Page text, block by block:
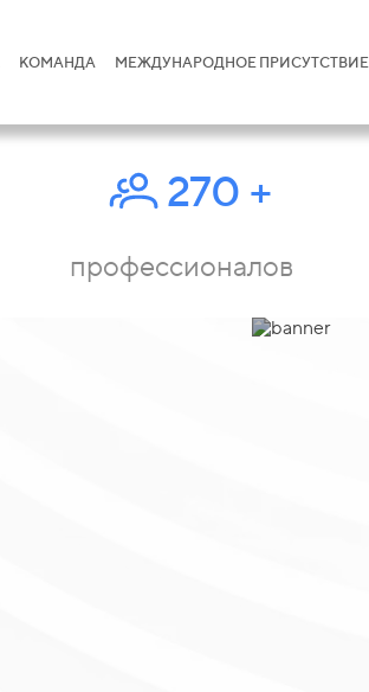
КОМАНДА МЕЖДУНАРОДНОЕ ПРИСУТСТВИЕ
270 +
профессионалов